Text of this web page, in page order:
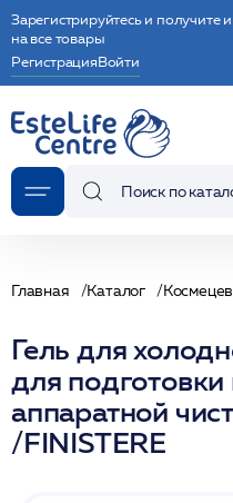
Зарегистрируйтесь и
на все товары
РегистрацияВойти
Главная Каталог
Гель для
для
аппаратной
/FINISTERE